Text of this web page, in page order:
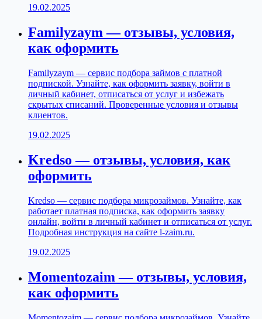
19.02.2025
Familyzaym — отзывы, условия,
как оформить
Familyzaym — сервис подбора займов с платной
подпиской. Узнайте, как оформить заявку, войти в
личный кабинет, отписаться от услуг и избежать
скрытых списаний. Проверенные условия и отзывы
клиентов.
19.02.2025
Kredso — отзывы, условия, как
оформить
Kredso — сервис подбора микрозаймов. Узнайте, как
работает платная подписка, как оформить заявку
онлайн, войти в личный кабинет и отписаться от услуг.
Подробная инструкция на сайте l-zaim.ru.
19.02.2025
Momentozaim — отзывы, условия,
как оформить